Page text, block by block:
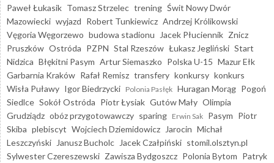
Paweł Łukasik Tomasz Strzelec trening Świt Nowy Dwór
Mazowiecki wyjazd Robert Tunkiewicz Andrzej Królikowski
Vęgoria Węgorzewo budowa stadionu Jacek Płuciennik Znicz
Pruszków Ostróda PZPN Stal Rzeszów Łukasz Jegliński Start
Nidzica Błękitni Pasym Artur Siemaszko Polska U-15 Mazur Ełk
Garbarnia Kraków Rafał Remisz transfery konkursy konkurs
Wisła Puławy Igor Biedrzycki Polonia Pasłęk Huragan Morąg Pogoń
Siedlce Sokół Ostróda Piotr Łysiak Gutów Mały Olimpia
Grudziądz obóz przygotowawczy sparing Erwin Sak Pasym Piotr
Skiba plebiscyt Wojciech Dziemidowicz Jarocin Michał
Leszczyński
Janusz Bucholc Jacek Czałpiński stomil.olsztyn.pl
Sylwester Czereszewski Zawisza Bydgoszcz Polonia Bytom Patryk